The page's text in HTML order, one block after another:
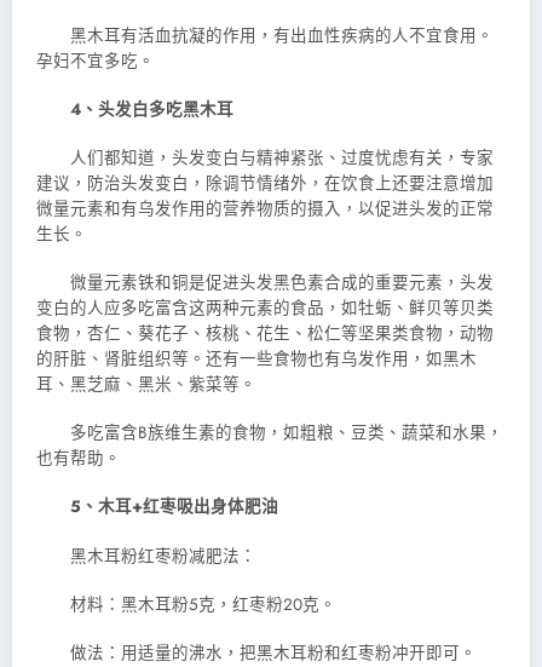
黑木耳有活血抗凝的作用，有出血性疾病的人不宜食用。
孕妇不宜多吃。
4、头发白多吃黑木耳
人们都知道，头发变白与精神紧张、过度忧虑有关，专家
建议，防治头发变白，除调节情绪外，在饮食上还要注意增加
微量元素和有乌发作用的营养物质的摄入，以促进头发的正常
生长。
微量元素铁和铜是促进头发黑色素合成的重要元素，头发
变白的人应多吃富含这两种元素的食品，如牡蛎、鲜贝等贝类
食物，杏仁、葵花子、核桃、花生、松仁等坚果类食物，动物
的肝脏、肾脏组织等。还有一些食物也有乌发作用，如黑木
耳、黑芝麻、黑米、紫菜等。
多吃富含B族维生素的食物，如粗粮、豆类、蔬菜和水果，
也有帮助。
5、木耳+红枣吸出身体肥油
黑木耳粉红枣粉减肥法：
材料：黑木耳粉5克，红枣粉20克。
做法：用适量的沸水，把黑木耳粉和红枣粉冲开即可。